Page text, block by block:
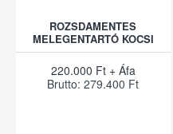
ROZSDAMENTES
MELEGENTARTÓ KOCSI
220.000 Ft + Áfa
Brutto: 279.400 Ft